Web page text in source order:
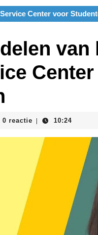
Center voor
van
0 reactie 10:24